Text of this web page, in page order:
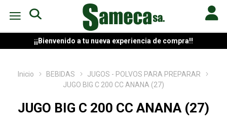
¡¡Bienvenido a tu nueva experiencia de compra!!
Inicio BEBIDAS
JUGOS - POLVOS PARA PREPARAR
JUGO BIG C 200 CC ANANA (27)
JUGO BIG C 200 CC ANANA (27)